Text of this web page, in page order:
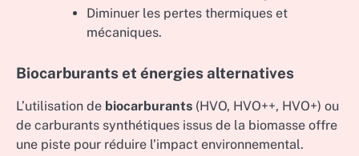
Diminuer les pertes thermiques et
mécaniques.
Biocarburants et énergies alternatives
L’utilisation de biocarburants (HVO, HVO++, HVO+) ou
de carburants synthétiques issus de la biomasse offre
une piste pour réduire l’impact environnemental.